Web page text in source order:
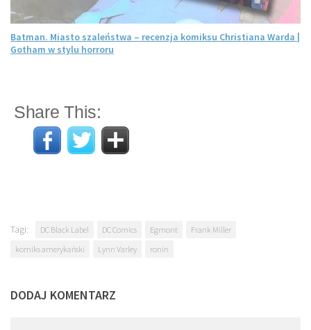
Batman. Miasto szaleństwa – recenzja komiksu Christiana Warda |
Gotham w stylu horroru
Share This:
Tagi: DC Black Label DC Comics Egmont
Frank Miller
komiks amerykański
Lynn Varley ronin
DODAJ KOMENTARZ